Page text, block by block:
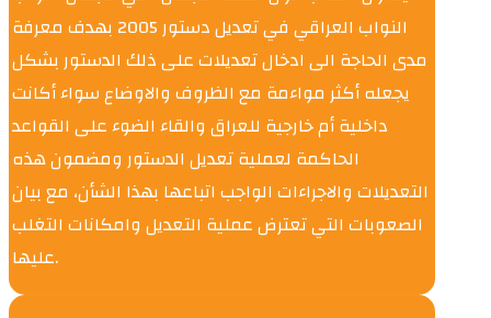
النواب العراقي في تعديل دستور 2005 بهدف معرفة
مدى الحاجة الى ادخال تعديلات على ذلك الدستور بشكل
يجعله أكثر مواءمة مع الظروف والاوضاع سواء أكانت
داخلية أم خارجية للعراق والقاء الضوء على القواعد
الحاكمة لعملية تعديل الدستور ومضمون هذه
التعديلات والاجراءات الواجب اتباعها بهذا الشأن، مع بيان
الصعوبات التي تعترض عملية التعديل وامكانات التغلب
عليها.